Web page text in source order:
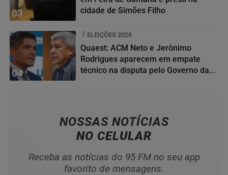
03
cidade de Simões Filho
04
ELEIÇÕES 2026
Quaest: ACM Neto e Jerônimo
Rodrigues aparecem em empate
técnico na disputa pelo Governo da...
NOSSAS NOTÍCIAS
NO CELULAR
Receba as notícias do 95 FM no seu app
favorito de mensagens.